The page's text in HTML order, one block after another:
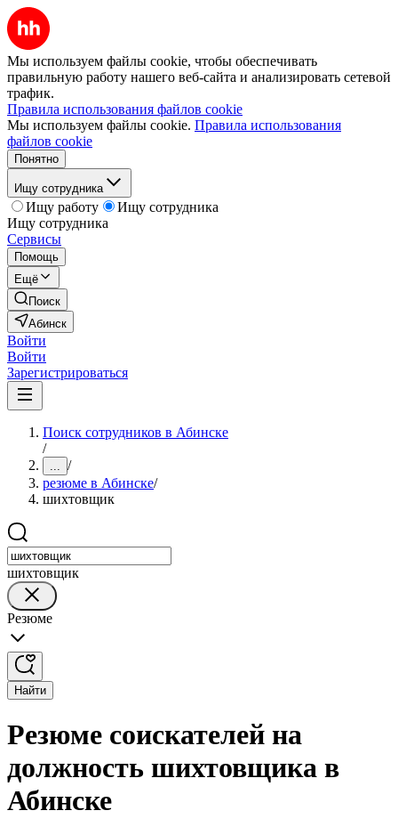
Мы используем файлы cookie, чтобы обеспечивать
правильную работу нашего веб-сайта и анализировать сетевой
трафик.
Правила использования файлов cookie
Мы используем файлы cookie. Правила использования
файлов cookie
Понятно
Ищу сотрудника
Ищу работу
Ищу сотрудника
Ищу сотрудника
Сервисы
Помощь
Ещё
Поиск
Абинск
Войти
Войти
Зарегистрироваться
Поиск сотрудников в Абинске
/
... /
резюме в Абинске/
шихтовщик
шихтовщик
Резюме
Найти
Резюме соискателей на
должность шихтовщика в
Абинске